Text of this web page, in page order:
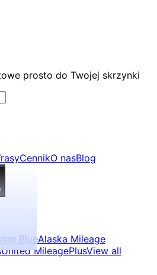
prosto do Twojej skrzynki
CennikO nasBlog
BlueAlaska Mileage
United MileagePlusView all